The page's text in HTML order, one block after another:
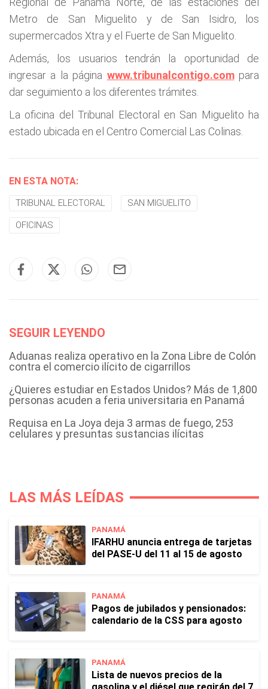
Metro de San Miguelito y de San Isidro, los
supermercados Xtra y el Fuerte de San Miguelito.
Además, los usuarios tendrán la oportunidad de
ingresar a la página www.tribunalcontigo.compara
dar seguimiento a los diferentes trámites.
La oficina del Tribunal Electoral en San Miguelito ha
estado ubicada en el Centro Comercial Las Colinas.
EN ESTA NOTA:
TRIBUNAL ELECTORAL SAN MIGUELITO
OFICINAS
SEGUIR LEYENDO
Aduanas realiza operativo en la Zona Libre de Colón
contra el comercio ilícito de cigarrillos
¿Quieres estudiar en Estados Unidos? Más de 1,800
personas acuden a feria universitaria en Panamá
Requisa en La Joya deja 3 armas de fuego, 253
celulares y presuntas sustancias ilícitas
LAS MÁS LEÍDAS
PANAMÁ
IFARHU anuncia entrega de tarjetas
del PASE-U del 11 al 15 de agosto
PANAMÁ
Pagos de jubilados y pensionados:
calendario de la CSS para agosto
PANAMÁ
Lista de nuevos precios de la